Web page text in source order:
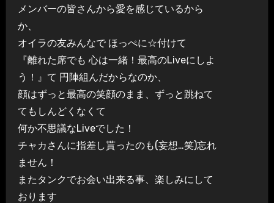
メンバーの皆さんから愛を感じているから
か、
オイラの友みんなで ほっぺに☆付けて
『離れた席でも 心は一緒！最高のLiveにしよ
う！』て 円陣組んだからなのか、
顔はずっと最高の笑顔のまま、ずっと跳ねて
てもしんどくなくて
何か不思議なLiveでした！
チャカさんに指差し貰ったのも(妄想…笑)忘れ
ません！
またタンクでお会い出来る事、楽しみにして
おります